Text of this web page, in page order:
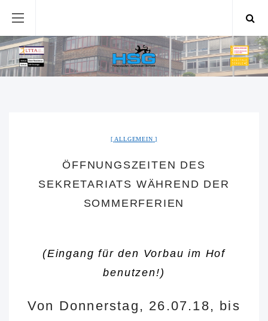
ALLGEMEIN
ÖFFNUNGSZEITEN DES
SEKRETARIATS WÄHREND DER
SOMMERFERIEN
(Eingang für den Vorbau im Hof
benutzen!)
Von Donnerstag, 26.07.18, bis